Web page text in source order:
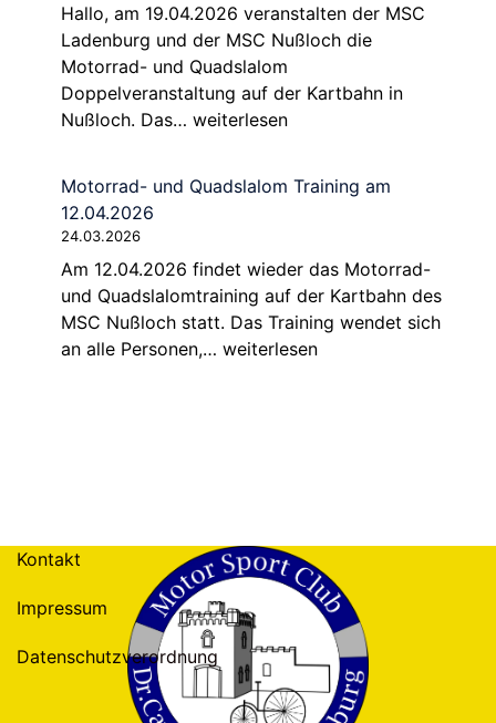
Dr.
Carl
Benz
Ladenburg
e.V.
19.04.2026
Hallo, am 19.04.2026 veranstalten der MSC
Ladenburg und der MSC Nußloch die
Motorrad- und Quadslalom
Doppelveranstaltung auf der Kartbahn in
Nußloch. Das… 16.
Quadslalom
Dr.
Carl
Benz
Ladenburg
weiterlesen
Motorrad- und Quadslalom Training am
12.04.2026
24.03.2026
Am 12.04.2026 findet wieder das Motorrad-
und Quadslalomtraining auf der Kartbahn des
MSC Nußloch statt. Das Training wendet sich
an alle Personen,… Motorrad-
weiterlesen
Kontakt
Impressum
Datenschutzverordnung